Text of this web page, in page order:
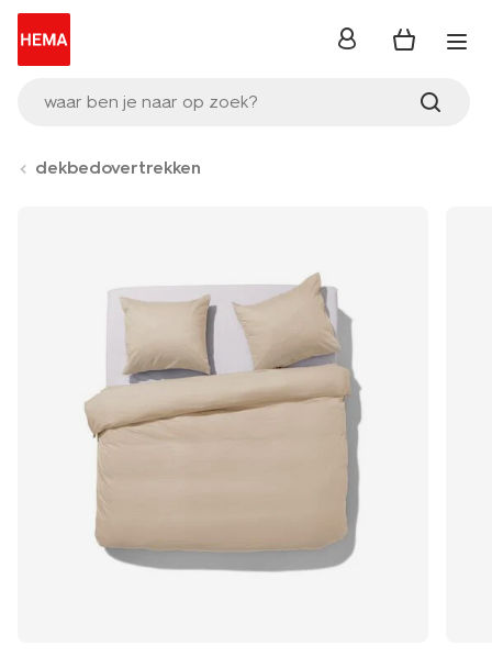
waar ben je naar op zoek?
inloggen
dekbedovertrekken